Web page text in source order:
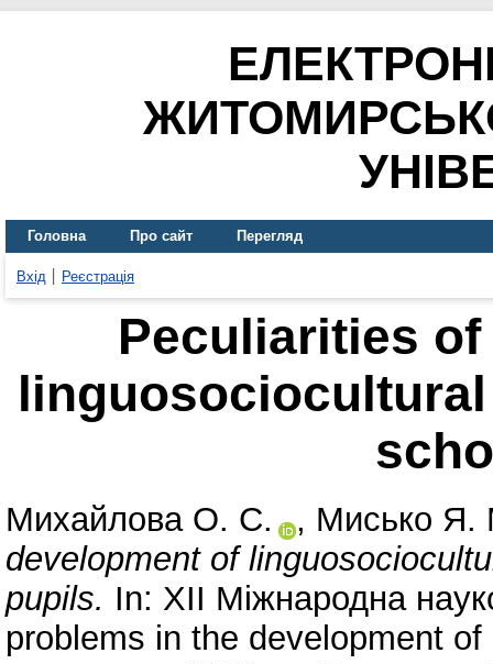
Головна Про сайт Перегляд
Вхід Реєстрація
Peculiarities
Михайлова О. С. , Мисько Я.
development of
pupils. In: XII Міжнародна
problems in the development